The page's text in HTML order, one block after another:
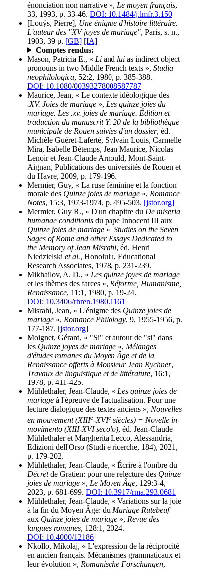
énonciation non narrative », Le moyen français,
33, 1993, p. 33-46. DOI: 10.1484/j.lmfr.3.150
[Louÿs, Pierre], Une énigme d'histoire littéraire.
L'auteur des "XV joyes de mariage", Paris, s. n.,
1903, 39 p. [GB] [IA]
Comptes rendus:
Mason, Patricia E., « Li and lui as indirect object
pronouns in two Middle French texts », Studia
neophilologica, 52:2, 1980, p. 385-388.
DOI: 10.1080/00393278008587787
Maurice, Jean, « Le contexte idéologique des
.XV. Joies de mariage », Les quinze joies du
mariage. Les .xv. joies de mariage. Édition et
traduction du manuscrit Y. 20 de la bibliothèque
municipale de Rouen suivies d'un dossier, éd.
Michèle Guéret-Laferté, Sylvain Louis, Carmelle
Mira, Isabelle Bétemps, Jean Maurice, Nicolas
Lenoir et Jean-Claude Arnould, Mont-Saint-
Aignan, Publications des universités de Rouen et
du Havre, 2009, p. 179-196.
Mermier, Guy, « La ruse féminine et la fonction
morale des Quinze joies de mariage », Romance
Notes, 15:3, 1973-1974, p. 495-503. [jstor.org]
Mermier, Guy R., « D'un chapitre du De miseria
humanae conditionis du pape Innocent III aux
Quinze joies de mariage », Studies on the Seven
Sages of Rome and other Essays Dedicated to
the Memory of Jean Misrahi, éd. Henri
Niedzielski et al., Honolulu, Educational
Research Associates, 1978, p. 231-239.
Mikhailov, A. D., « Les quinze joyes de mariage
et les thèmes des farces », Réforme, Humanisme,
Renaissance, 11:1, 1980, p. 19-24.
DOI: 10.3406/rhren.1980.1161
Misrahi, Jean, « L'énigme des Quinze joies de
mariage », Romance Philology, 9, 1955-1956, p.
177-187. [jstor.org]
Moignet, Gérard, « "Si" et autour de "si" dans
les Quinze joyes de mariage », Mélanges
d'études romanes du Moyen Âge et de la
Renaissance offerts à Monsieur Jean Rychner,
Travaux de linguistique et de littérature, 16:1,
1978, p. 411-425.
Mühlethaler, Jean-Claude, « Les quinze joies de
mariage à l'épreuve de l'actualisation. Pour une
lecture dialogique des textes anciens », Nouvelles
en mouvement (XIIIe-XVIe siècles) = Novelle in
movimento (XIII-XVI secolo), éd. Jean-Claude
Mühlethaler et Margherita Lecco, Alessandria,
Edizioni dell'Orso (Studi e ricerche, 184), 2021,
p. 179-202.
Mühlethaler, Jean-Claude, « Écrire à l'ombre du
Décretde Gratien: pour une relecture des Quinze
joies de mariage », Le Moyen Âge, 129:3-4,
2023, p. 681-699. DOI: 10.3917/rma.293.0681
Mühlethaler, Jean-Claude, « Variations sur la joie
à la fin du Moyen Âge: du Mariage Rutebeuf
aux Quinze joies de mariage », Revue des
langues romanes, 128:1, 2024.
DOI: 10.4000/12186
Nkollo, Mikołaj, « L'expression de la réciprocité
en ancien français. Mécanismes grammaticaux et
leur évolution », Romanische Forschungen,